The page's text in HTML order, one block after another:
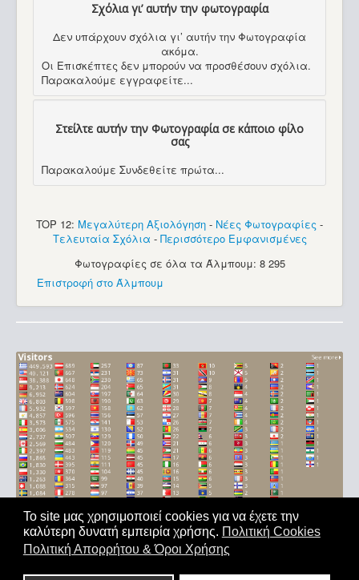
Το site μας χρησιμοποιεί cookies για να έχετε την
καλύτερη δυνατή εμπειρία χρήσης. Πολιτική Cookies
Πολιτική Απορρήτου & Όροι Χρήσης
Σχόλια γι’ αυτήν την φωτογραφία
Δεν υπάρχουν σχόλια γι’ αυτήν την Φωτογραφία
ακόμα.
Οι Επισκέπτες δεν μπορούν να προσθέσουν σχόλια.
Παρακαλούμε εγγραφείτε...
Στείλτε αυτήν την Φωτογραφία σε κάποιο φίλο
σας
Παρακαλούμε Συνδεθείτε πρώτα...
TOP 12: Μεγαλύτερη Αξιολόγηση - Νέες Φωτογραφίες -
Τελευταία Σχόλια - Περισσότερο Εμφανισμένες
Φωτογραφίες σε όλα τα Άλμπουμ: 8 295
Επιστροφή στο Άλμπουμ
Αρχική|'Οροι Χρήσης|Επικοινωνία